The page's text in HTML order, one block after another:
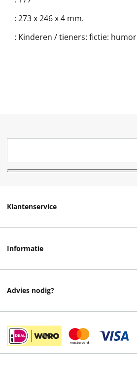
: 273 x 246 x 4 mm.
: Kinderen / tieners: fictie: humor
Klantenservice
Retourneren
Veelgestelde vragen
Informatie
Cadeaukaart
Advies nodig?
Instagram